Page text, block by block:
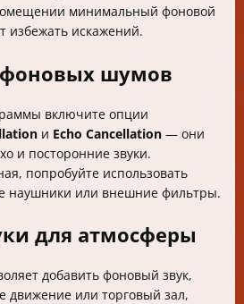
минимальный фоновой
избежать искажений.
шумов
включите опции
и Echo Cancellation — они
и посторонние звуки.
попробуйте использовать
наушники или внешние фильтры.
для атмосферы
добавить фоновый звук,
движение или торговый зал,